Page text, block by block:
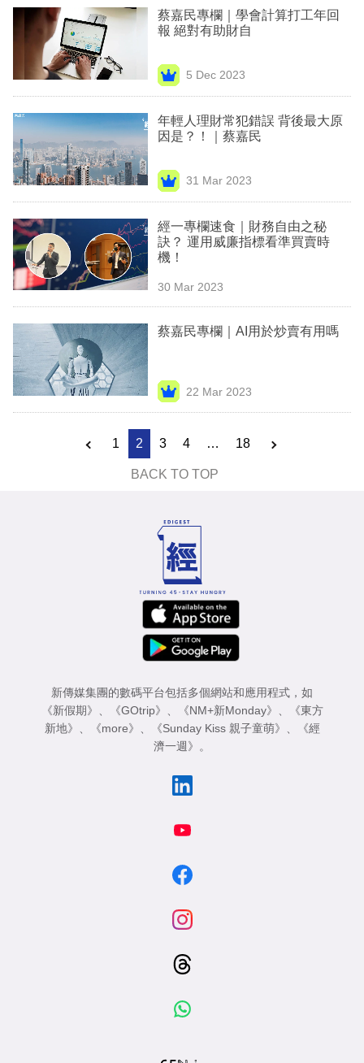
區
蔡嘉民專欄｜學會計算打工年回
報 絕對有助財自
5 Dec 2023
年輕人理財常犯錯誤 背後最大原
因是？！｜蔡嘉民
31 Mar 2023
經一專欄速食｜財務自由之秘
訣？ 運用威廉指標看準買賣時
機！
30 Mar 2023
蔡嘉民專欄｜AI用於炒賣有用嗎
22 Mar 2023
1 2 3 4 … 18
BACK TO TOP
新傳媒集團的數碼平台包括多個網站和應用程式，如
《新假期》 、 《GOtrip》 、 《NM+新Monday》 、
《東方
新地》 、 《more》 、 《Sunday Kiss 親子童萌》 、
《經
濟一週》 。